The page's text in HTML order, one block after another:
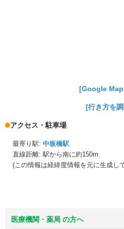
[Google Map
[行き方を
アクセス・駐車場
最寄り駅: 中板橋駅
直線距離: 駅から南に約150m
(この情報は経緯度情報を元に生成し
医療機関・薬局 の方へ